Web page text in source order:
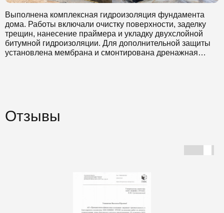
устранению протечек в деформационных швах были
проведены с использованием полиуретановой смолы с
гарантией на 2 года.
Мы предоставили заказчику качественно выполненную
работу, выполненную в кратчайшие сроки, которой
Выполнена комплексная гидроизоляция фундамента
дома. Работы включали очистку поверхности, заделку
трещин, нанесение праймера и укладку двухслойной
битумной гидроизоляции. Для дополнительной защиты
установлена мембрана и смонтирована дренажная
Отзывы